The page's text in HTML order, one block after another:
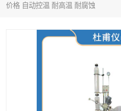
价格 自动控温 耐高温 耐腐蚀
高温循环油浴锅母